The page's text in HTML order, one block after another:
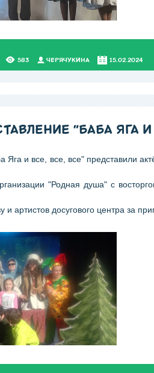
583 ЧЕРЯЧУКИНА 15.02.2024
"БАБА ЯГА
Яга и все, все, все" представили
"Родная душа" с
артистов досугового центра за